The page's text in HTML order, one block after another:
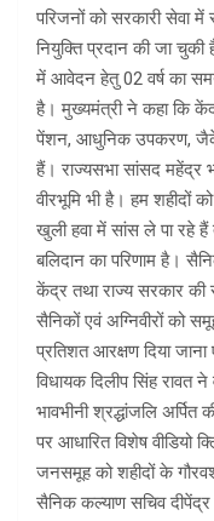
परिजनों को सरकारी सेवा
नियुक्ति प्रदान की जा चुकी
में आवेदन हेतु 02 वर्ष का
है। मुख्यमंत्री ने कहा कि
पेंशन, आधुनिक उपकरण,
हैं। राज्यसभा सांसद महेंद्र
वीरभूमि भी है। हम शहीदों
खुली हवा में सांस ले पा रहे
बलिदान का परिणाम है।
केंद्र तथा राज्य सरकार की
सैनिकों एवं अग्निवीरों को
प्रतिशत आरक्षण दिया
विधायक दिलीप सिंह रावत
भावभीनी श्रद्धांजलि
पर आधारित विशेष वीडियो
जनसमूह को शहीदों के
सैनिक कल्याण सचिव दीपेंद्र